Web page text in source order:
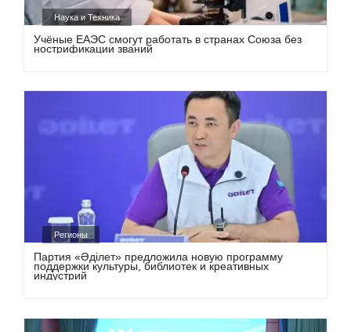
Наука и Техника
Учёные ЕАЭС смогут работать в странах Союза без
нострификации званий
Регионы
Партия «Әділет» предложила новую программу
поддержки культуры, библиотек и креативных
индустрий